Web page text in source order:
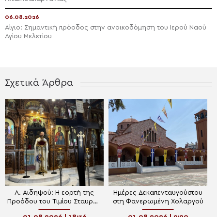
06.08.2026
Αίγιο: Σημαντική πρόοδος στην ανοικοδόμηση του Ιερού Ναού
Αγίου Μελετίου
Σχετικά Άρθρα
Λ. Αιδηψού: Η εορτή της
Προόδου του Τιμίου Σταυρού
στον Ι.Ν. Αγίου
Ημέρες Δεκαπενταυγούστου
στη Φανερωμένη Χολαργού